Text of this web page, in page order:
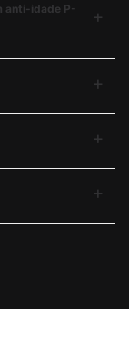
anti-idade P-